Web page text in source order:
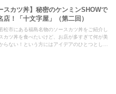
スカツ丼】秘密のケンミンSHOWで
店！「十文字屋」（第二回）
松市にある福島名物のソースカツ丼をご紹介し
カツ丼を食べたいけど、お店が多すぎて何が美
らない！という方にはアイデアのひとつとして